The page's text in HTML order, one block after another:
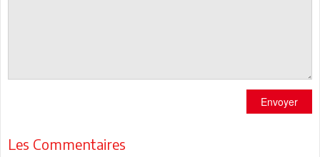
Envoyer
Les Commentaires